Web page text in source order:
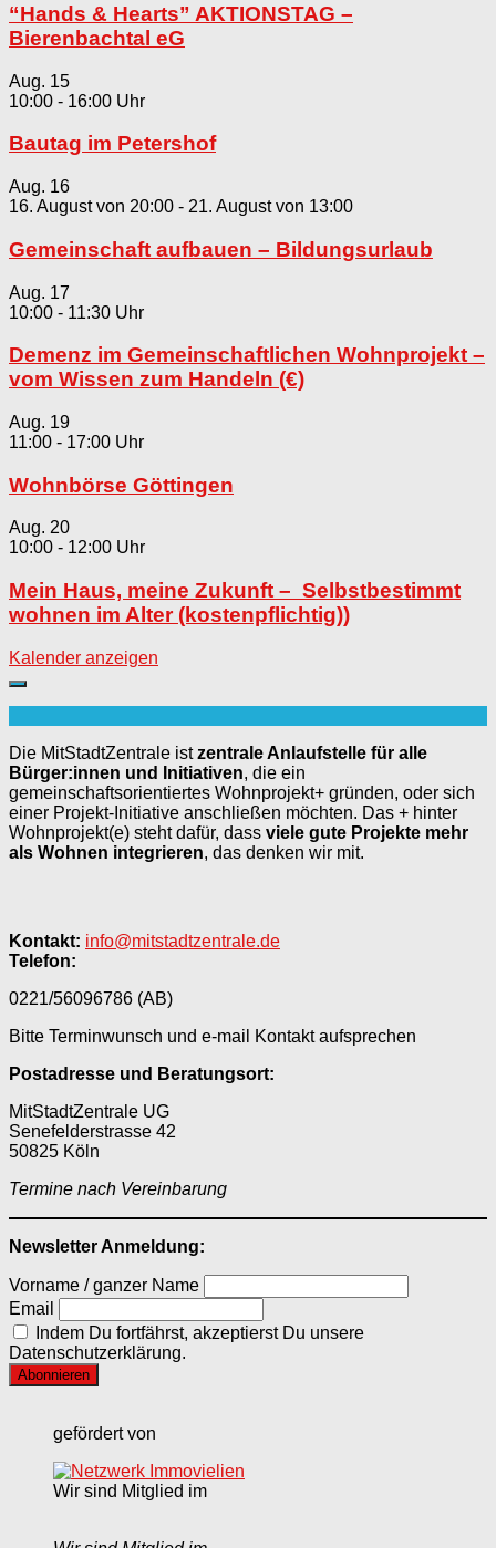
“Hands & Hearts” AKTIONSTAG –
Bierenbachtal eG
Aug. 15
10:00 - 16:00
Bautag im Petershof
Aug. 16
16. August von 20:00 - 21. August von 13:00
Gemeinschaft aufbauen – Bildungsurlaub
Aug. 17
10:00 - 11:30
Demenz im Gemeinschaftlichen Wohnprojekt –
vom Wissen zum Handeln (€)
Aug. 19
11:00 - 17:00
Wohnbörse Göttingen
Aug. 20
10:00 - 12:00
Mein Haus, meine Zukunft – Selbstbestimmt
wohnen im Alter (kostenpflichtig))
Kalender anzeigen
Die MitStadtZentrale istzentrale Anlaufstelle für alle
Bürger:innen und Initiativen, die ein
gemeinschaftsorientiertes Wohnprojekt+ gründen, oder sich
einer Projekt-Initiative anschließen möchten. Das + hinter
Wohnprojekt(e) steht dafür, dass viele gute Projekte mehr
als Wohnen integrieren, das denken wir mit.
Kontakt: info@mitstadtzentrale.de
Telefon:
0221/56096786 (AB)
Bitte Terminwunsch und e-mail Kontakt aufsprechen
Postadresse und Beratungsort:
MitStadtZentrale UG
Senefelderstrasse 42
50825 Köln
Termine nach Vereinbarung
Newsletter Anmeldung:
Vorname / ganzer Name
Email
Indem Du fortfährst, akzeptierst Du unsere
Datenschutzerklärung.
gefördert von
Wir sind Mitglied im